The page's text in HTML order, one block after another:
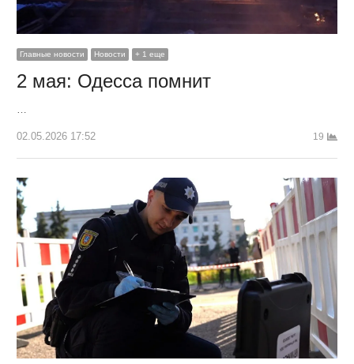
Главные новости Новости + 1 еще
2 мая: Одесса помнит
…
02.05.2026 17:52 19